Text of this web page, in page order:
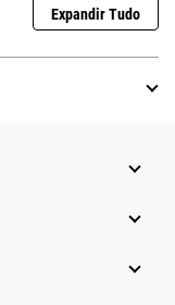
Expandir Tudo